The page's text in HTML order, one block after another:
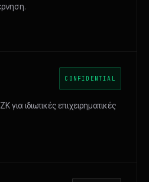
CONFIDENTIAL
για ιδιωτικές επιχειρηματικές